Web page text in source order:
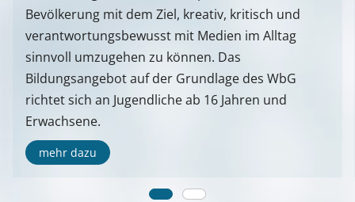
Bevölkerung mit dem Ziel, kreativ, kritisch und
verantwortungsbewusst mit Medien im Alltag
sinnvoll umzugehen zu können. Das
Bildungsangebot auf der Grundlage des WbG
richtet sich an Jugendliche ab 16 Jahren und
Erwachsene.
mehr dazu